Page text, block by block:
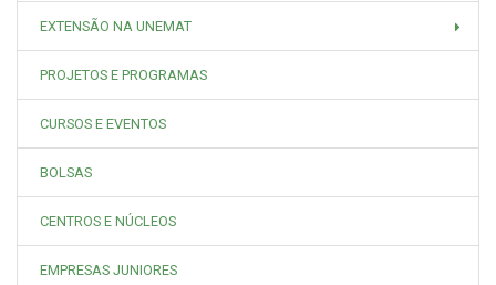
EXTENSÃO NA UNEMAT
PROJETOS E PROGRAMAS
CURSOS E EVENTOS
BOLSAS
CENTROS E NÚCLEOS
EMPRESAS JUNIORES